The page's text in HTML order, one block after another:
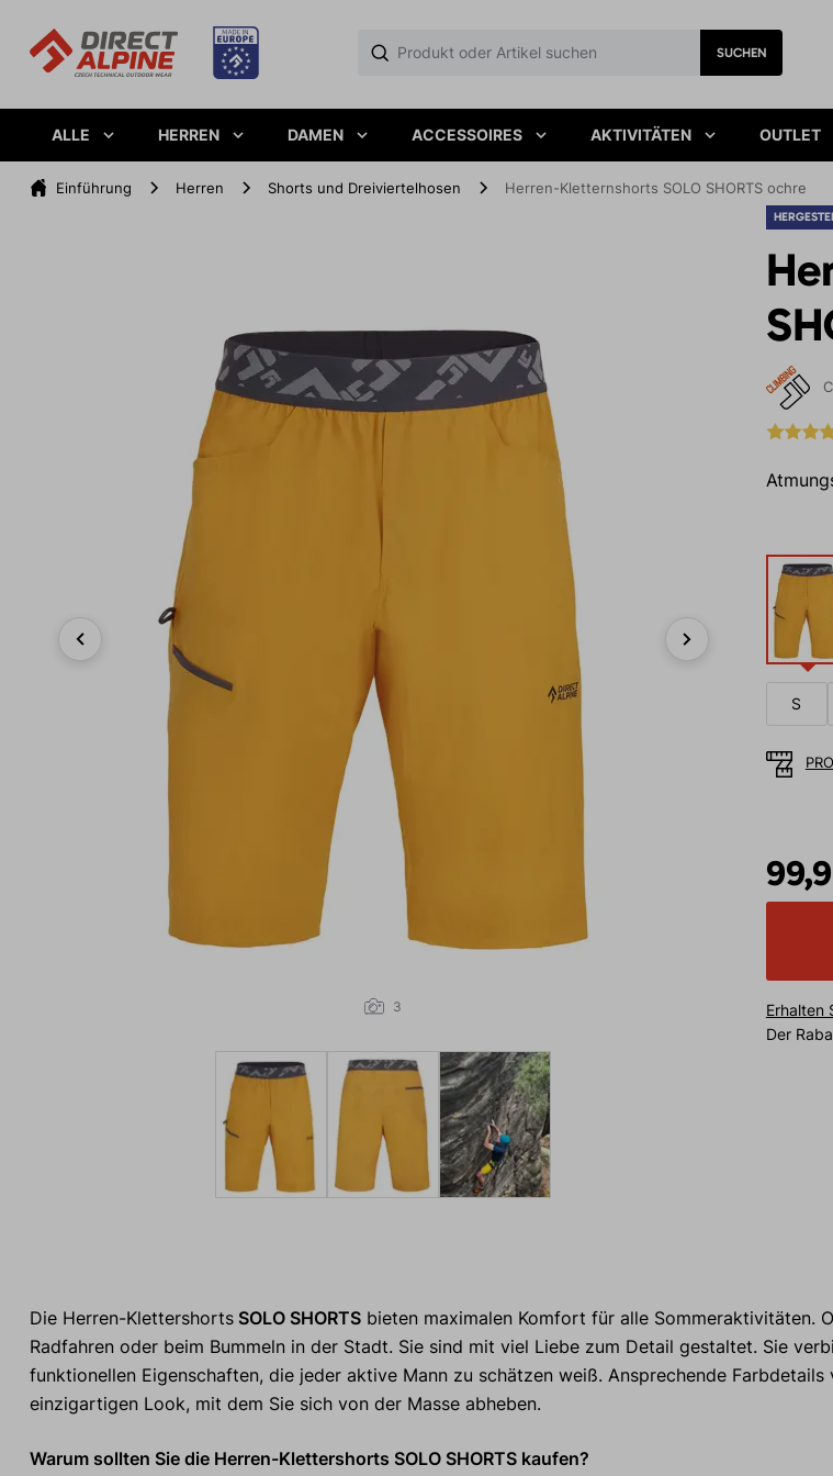
SUCHEN
ALLE HERREN DAMEN ACCESSOIRES AKTIVITÄTEN OUTLET
Einführung Herren Shorts und Dreiviertelhosen Herren-Kletternshorts SOLO SHORTS ochre
3
S
Erhalten
Der
Die Herren-KlettershortsSOLO SHORTSbieten maximalen Komfort für alle Sommeraktivitäten.
Radfahren oder beim Bummeln in der Stadt. Sie sind mit viel Liebe zum Detail gestaltet. Sie
funktionellen Eigenschaften, die jeder aktive Mann zu schätzen weiß. Ansprechende Farbdetails
einzigartigen Look, mit dem Sie sich von der Masse abheben.
Warum sollten Sie die Herren-Klettershorts SOLO SHORTS kaufen?